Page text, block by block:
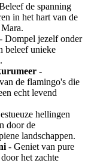
de spanning
in het hart van de
- Dompel jezelf onder
beleef unieke
-
de flamingo's die
echt levend
hellingen
door de
landschappen.
- Geniet van pure
het zachte